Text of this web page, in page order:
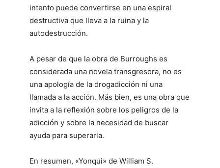
intento puede convertirse en una espiral
destructiva que lleva a la ruina y la
autodestrucción.
A pesar de que la obra de Burroughs es
considerada una novela transgresora, no es
una apología de la drogadicción ni una
llamada a la acción. Más bien, es una obra que
invita a la reflexión sobre los peligros de la
adicción y sobre la necesidad de buscar
ayuda para superarla.
En resumen, «Yonqui» de William S.